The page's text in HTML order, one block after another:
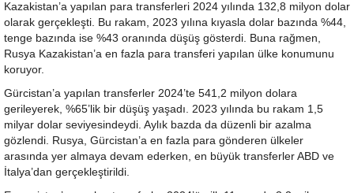
Kazakistan’a yapılan para transferleri 2024 yılında 132,8 milyon dolar
olarak gerçekleşti. Bu rakam, 2023 yılına kıyasla dolar bazında %44,
tenge bazında ise %43 oranında düşüş gösterdi. Buna rağmen,
Rusya Kazakistan’a en fazla para transferi yapılan ülke konumunu
koruyor.
Gürcistan’a yapılan transferler 2024’te 541,2 milyon dolara
gerileyerek, %65’lik bir düşüş yaşadı. 2023 yılında bu rakam 1,5
milyar dolar seviyesindeydi. Aylık bazda da düzenli bir azalma
gözlendi. Rusya, Gürcistan’a en fazla para gönderen ülkeler
arasında yer almaya devam ederken, en büyük transferler ABD ve
İtalya’dan gerçekleştirildi.